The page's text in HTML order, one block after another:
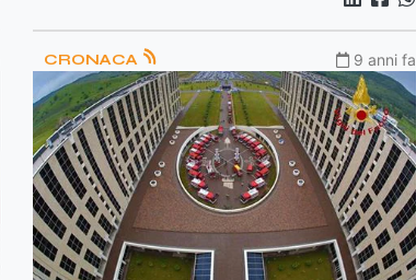
CRONACA 9 anni fa